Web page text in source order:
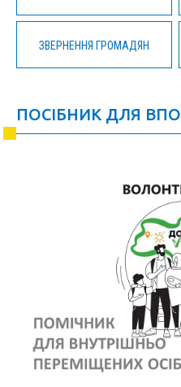
ЗВЕРНЕННЯ ГРОМАДЯН
ПОСІБНИК ДЛЯ ВПО